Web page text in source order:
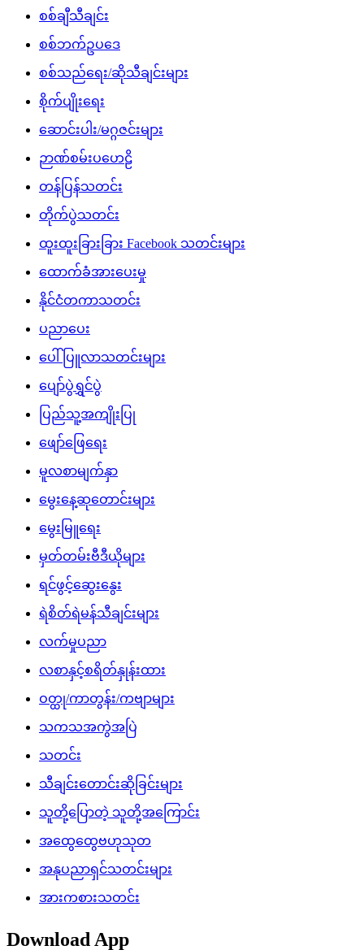
စစ်ချီသီချင်း
စစ်ဘက်ဥပဒေ
စစ်သည်ရေး/ဆိုသီချင်းများ
စိုက်ပျိုးရေး
ဆောင်းပါး/မဂ္ဂဇင်းများ
ဉာဏ်စမ်းပဟေဠိ
တန်ပြန်သတင်း
တိုက်ပွဲသတင်း
ထူးထူးခြားခြား Facebook သတင်းများ
ထောက်ခံအားပေးမှု
နိုင်ငံတကာသတင်း
ပညာပေး
ပေါ်ပြူလာသတင်းများ
ပျော်ပွဲရွှင်ပွဲ
ပြည်သူ့အကျိုးပြု
ဖျော်ဖြေရေး
မူလစာမျက်နှာ
မွေးနေ့ဆုတောင်းများ
မွေးမြူရေး
မှတ်တမ်းဗီဒီယိုများ
ရင်ဖွင့်ဆွေးနွေး
ရဲစိတ်ရဲမန်သီချင်းများ
လက်မှုပညာ
လစာနှင့်စရိတ်နှုန်းထား
ဝတ္ထု/ကာတွန်း/ကဗျာများ
သကသအကွဲအပြဲ
သတင်း
သီချင်းတောင်းဆိုခြင်းများ
သူတို့ပြောတဲ့ သူတို့အကြောင်း
အထွေထွေဗဟုသုတ
အနုပညာရှင်သတင်းများ
အားကစားသတင်း
Download App